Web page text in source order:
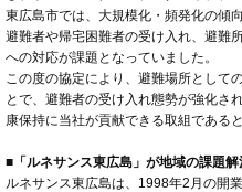
東広島市では、大規模化・頻発化の傾
避難者や帰宅困難者の受け入れ、避難
への対応が課題となっていました。
この度の協定により、避難場所として
とで、避難者の受け入れ態勢が強化さ
康保持に当社が貢献できる取組である
■「ルネサンス東広島」が地域の課題解
ルネサンス東広島は、1998年2月の開